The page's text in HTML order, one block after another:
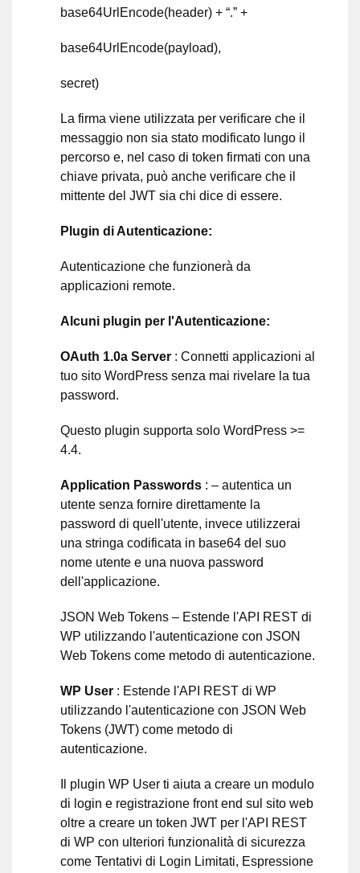
base64UrlEncode(header) + “.” +
base64UrlEncode(payload),
secret)
La firma viene utilizzata per verificare che il
messaggio non sia stato modificato lungo il
percorso e, nel caso di token firmati con una
chiave privata, può anche verificare che il
mittente del JWT sia chi dice di essere.
Plugin di Autenticazione:
Autenticazione che funzionerà da
applicazioni remote.
Alcuni plugin per l'Autenticazione:
OAuth 1.0a Server : Connetti applicazioni al
tuo sito WordPress senza mai rivelare la tua
password.
Questo plugin supporta solo WordPress >=
4.4.
Application Passwords : – autentica un
utente senza fornire direttamente la
password di quell'utente, invece utilizzerai
una stringa codificata in base64 del suo
nome utente e una nuova password
dell'applicazione.
JSON Web Tokens – Estende l'API REST di
WP utilizzando l'autenticazione con JSON
Web Tokens come metodo di autenticazione.
WP User : Estende l'API REST di WP
utilizzando l'autenticazione con JSON Web
Tokens (JWT) come metodo di
autenticazione.
Il plugin WP User ti aiuta a creare un modulo
di login e registrazione front end sul sito web
oltre a creare un token JWT per l'API REST
di WP con ulteriori funzionalità di sicurezza
come Tentativi di Login Limitati, Espressione